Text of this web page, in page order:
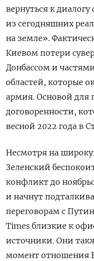
вернуться к
из сегодняшних
на земле».
Киевом потери
Донбассом и
областей, которые
армия. Основой для
договоренности,
весной 2022 года в
Несмотря на
Зеленский
конфликт до
и начнут
переговорам с
Times близкие к
источники. Они
момент отношения